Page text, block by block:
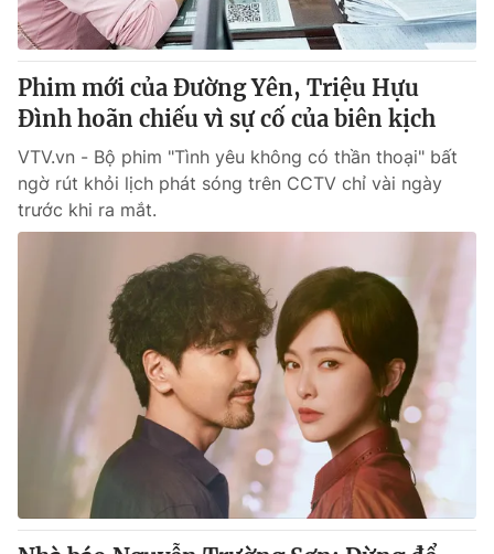
Phim mới của Đường Yên, Triệu Hựu
Đình hoãn chiếu vì sự cố của biên kịch
VTV.vn - Bộ phim "Tình yêu không có thần thoại" bất
ngờ rút khỏi lịch phát sóng trên CCTV chỉ vài ngày
trước khi ra mắt.